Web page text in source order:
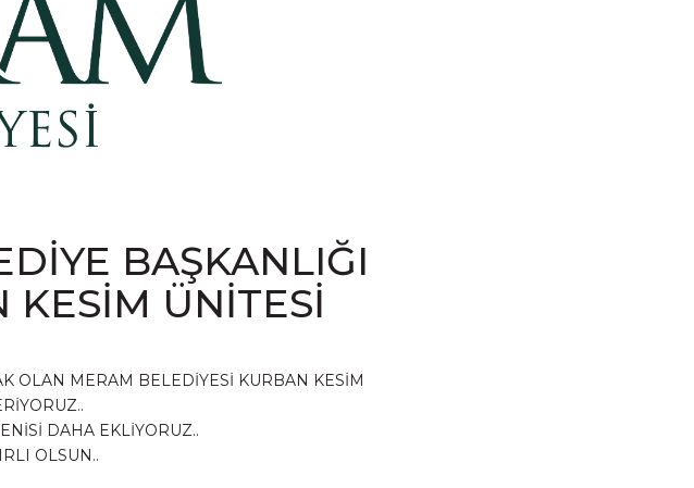
BAŞKANLIĞI
KESİM ÜNİTESİ
OLAN MERAM BELEDİYESİ KURBAN KESİM
DAHA EKLİYORUZ..
OLSUN..